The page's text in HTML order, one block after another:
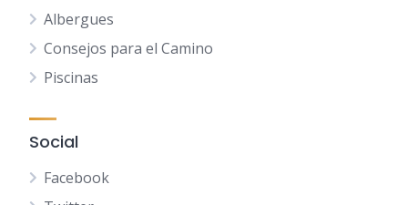
Albergues
Consejos para el Camino
Piscinas
Social
Facebook